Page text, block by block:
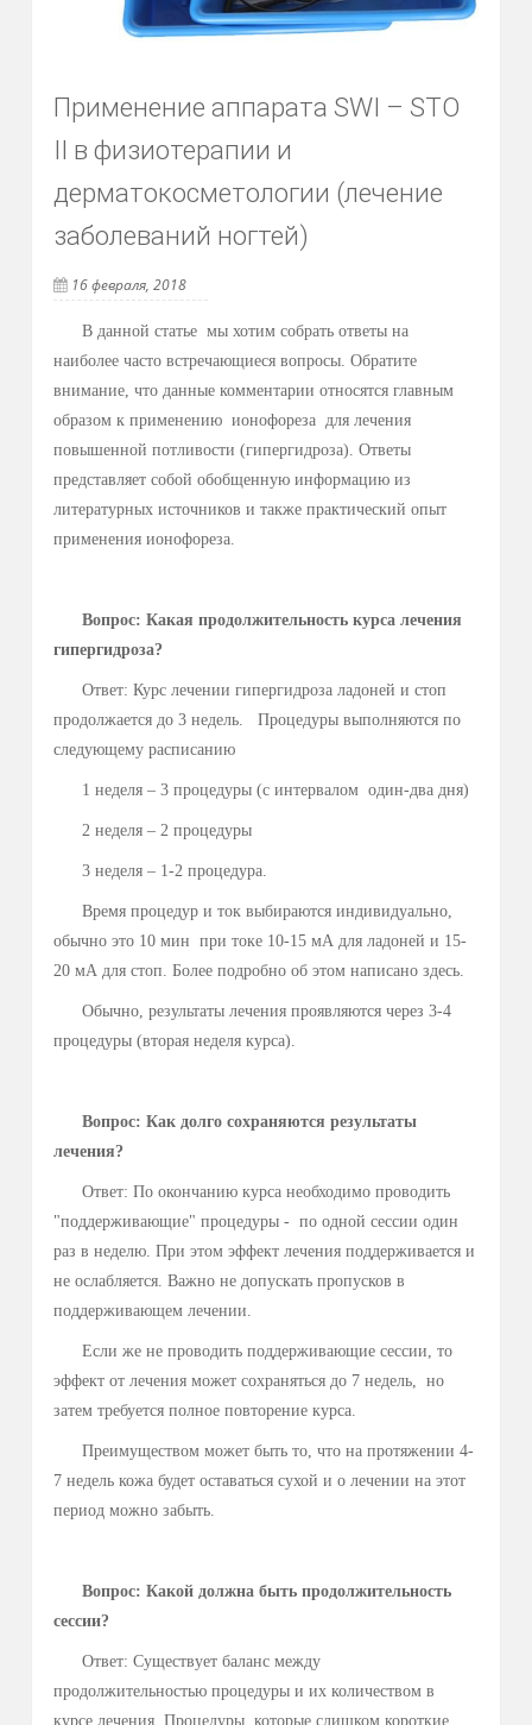
Применение аппарата SWI – STO
II в физиотерапии и
дерматокосметологии (лечение
заболеваний ногтей)
16 февраля, 2018
В данной статье мы хотим собрать ответы на
наиболее часто встречающиеся вопросы. Обратите
внимание, что данные комментарии относятся главным
образом к применению ионофореза для лечения
литературных источников и также практический опыт
применения ионофореза.
Вопрос: Какая продолжительность курса лечения
гипергидроза?
Ответ: Курс лечении гипергидроза ладоней и стоп
1 неделя – 3 процедуры (с интервалом один-два дня)
2 неделя – 2 процедуры
3 неделя – 1-2 процедура.
20 мА для стоп. Более подробно об этом написано здесь.
Обычно, результаты лечения проявляются через 3-4
процедуры (вторая неделя курса).
Вопрос: Как долго сохраняются результаты
Ответ: По окончанию курса необходимо проводить
"поддерживающие" процедуры - по одной сессии один
раз в неделю. При этом эффект лечения поддерживается и
не ослабляется. Важно не допускать пропусков в
поддерживающем лечении.
эффект от лечения может сохраняться до 7 недель, но
затем требуется полное повторение курса.
Преимуществом может быть то, что на протяжении 4-
7 недель кожа будет оставаться сухой и о лечении на этот